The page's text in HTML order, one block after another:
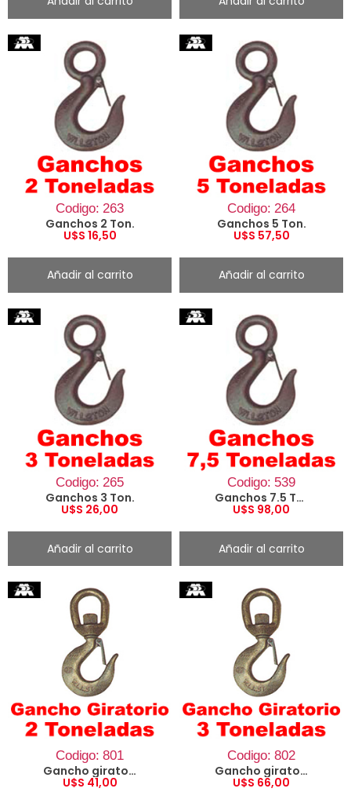
Codigo: 263
Ganchos 2 Ton.
U$S 16,50
Añadir al carrito
Codigo: 264
Ganchos 5 Ton.
U$S 57,50
Añadir al carrito
Codigo: 265
Ganchos 3 Ton.
U$S 26,00
Añadir al carrito
Codigo: 539
Ganchos 7.5 Ton.
U$S 98,00
Añadir al carrito
Codigo: 801
Gancho giratorio 2 Ton.
U$S 41,00
Codigo: 802
Gancho giratorio 3 Ton.
U$S 66,00